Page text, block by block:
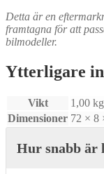
Detta är en
framtagna för att
bilmodeller.
Ytterligare
Vikt
1,00 kg
Dimensioner 72 × 8
Hur snabb är